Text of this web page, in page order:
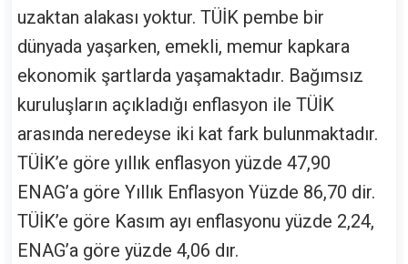
uzaktan alakası yoktur. TÜİK pembe bir
dünyada yaşarken, emekli, memur kapkara
ekonomik şartlarda yaşamaktadır. Bağımsız
kuruluşların açıkladığı enflasyon ile TÜİK
arasında neredeyse iki kat fark bulunmaktadır.
TÜİK’e göre yıllık enflasyon yüzde 47,90
ENAG’a göre Yıllık Enflasyon Yüzde 86,70 dir.
TÜİK’e göre Kasım ayı enflasyonu yüzde 2,24,
ENAG’a göre yüzde 4,06 dır.